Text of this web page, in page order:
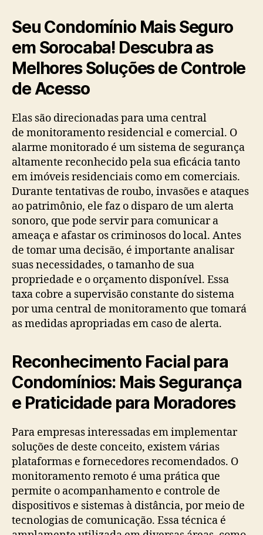
Seu Condomínio Mais Seguro
em Sorocaba! Descubra as
Melhores Soluções de Controle
de Acesso
Elas são direcionadas para uma central
de monitoramento residencial e comercial. O
alarme monitorado é um sistema de segurança
altamente reconhecido pela sua eficácia tanto
em imóveis residenciais como em comerciais.
Durante tentativas de roubo, invasões e ataques
ao patrimônio, ele faz o disparo de um alerta
sonoro, que pode servir para comunicar a
ameaça e afastar os criminosos do local. Antes
de tomar uma decisão, é importante analisar
suas necessidades, o tamanho de sua
propriedade e o orçamento disponível. Essa
taxa cobre a supervisão constante do sistema
por uma central de monitoramento que tomará
as medidas apropriadas em caso de alerta.
Reconhecimento Facial para
Condomínios: Mais Segurança
e Praticidade para Moradores
Para empresas interessadas em implementar
soluções de deste conceito, existem várias
plataformas e fornecedores recomendados. O
monitoramento remoto é uma prática que
permite o acompanhamento e controle de
dispositivos e sistemas à distância, por meio de
tecnologias de comunicação. Essa técnica é